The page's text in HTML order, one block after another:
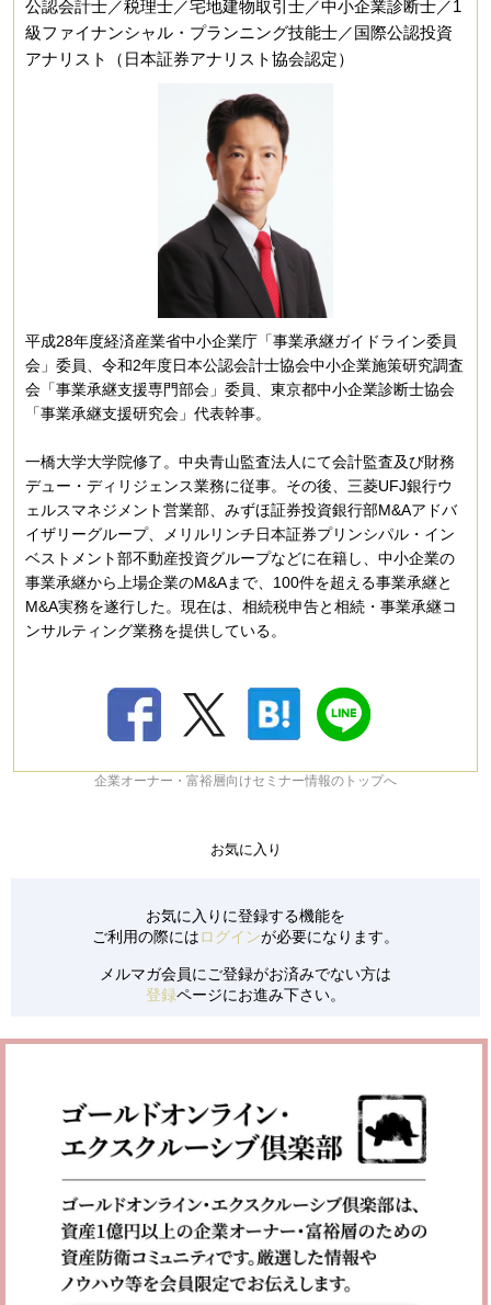
公認会計士／税理士／宅地建物取引士／中小企業診断士／1
級ファイナンシャル・プランニング技能士／国際公認投資
アナリスト（日本証券アナリスト協会認定）
平成28年度経済産業省中小企業庁「事業承継ガイドライン委員
会」委員、令和2年度日本公認会計士協会中小企業施策研究調査
会「事業承継支援専門部会」委員、東京都中小企業診断士協会
「事業承継支援研究会」代表幹事。
一橋大学大学院修了。中央青山監査法人にて会計監査及び財務
デュー・ディリジェンス業務に従事。その後、三菱UFJ銀行ウ
ェルスマネジメント営業部、みずほ証券投資銀行部M&Aアドバ
イザリーグループ、メリルリンチ日本証券プリンシパル・イン
ベストメント部不動産投資グループなどに在籍し、中小企業の
事業承継から上場企業のM&Aまで、100件を超える事業承継と
M&A実務を遂行した。現在は、相続税申告と相続・事業承継コ
ンサルティング業務を提供している。
企業オーナー・富裕層向けセミナー情報のトップへ
お気に入り
お気に入りに登録する機能を
ご利用の際にはログインが必要になります。
メルマガ会員にご登録がお済みでない方は
登録ページにお進み下さい。